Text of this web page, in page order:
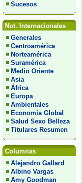
Sucesos
Not. Internacionales
Generales
Centroamérica
Norteamérica
Suramérica
Medio Oriente
Asia
África
Europa
Ambientales
Economía Global
Salud Sexo Belleza
Titulares Resumen
Columnas
Alejandro Gallard
Albino Vargas
Amy Goodman